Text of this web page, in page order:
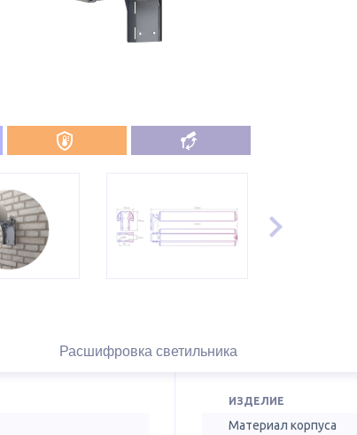
Расшифровка светильника
ИЗДЕЛИЕ
Материал корпуса